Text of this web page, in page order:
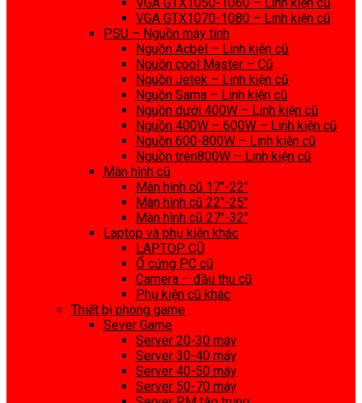
VGA GTX1070-1080 – Linh kiện cũ
PSU – Nguồn máy tính
Nguồn Acbel – Linh kiện cũ
Nguồn cool Master – Cũ
Nguồn Jetek – Linh kiện cũ
Nguồn Sama – Linh kiện cũ
Nguồn dưới 400W – Linh kiện cũ
Nguồn 400W – 600W – Linh kiện cũ
Nguồn 600-800W – Linh kiện cũ
Nguồn trên800W – Linh kiện cũ
Màn hình cũ
Màn hình cũ 17″-22″
Màn hình cũ 22″-25″
Màn hình cũ 27″-32″
Laptop và phụ kiện khác
LAPTOP CŨ
Ổ cứng PC cũ
Camera – đầu thu cũ
Phụ kiện cũ khác
Thiết bị phòng game
Sever Game
Server 20-30 máy
Server 30-40 máy
Server 40-50 máy
Server 50-70 máy